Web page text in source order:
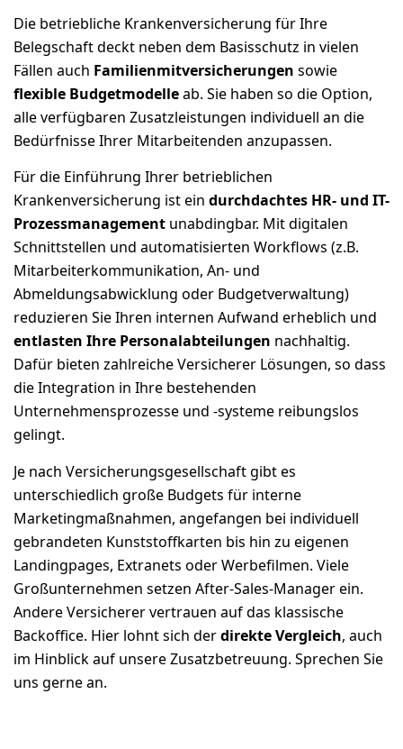
Die betriebliche Krankenversicherung für Ihre
Belegschaft deckt neben dem Basisschutz in vielen
Fällen auch Familienmitversicherungen sowie
flexible Budgetmodelleab. Sie haben so die Option,
alle verfügbaren Zusatzleistungen individuell an die
Bedürfnisse Ihrer Mitarbeitenden anzupassen.
Für die Einführung Ihrer betrieblichen
Krankenversicherung ist ein durchdachtes HR- und IT-
Prozessmanagement unabdingbar. Mit digitalen
Schnittstellen und automatisierten Workflows (z.B.
Mitarbeiterkommunikation, An- und
Abmeldungsabwicklung oder Budgetverwaltung)
reduzieren Sie Ihren internen Aufwand erheblich und
entlasten Ihre Personalabteilungen nachhaltig.
Dafür bieten zahlreiche Versicherer Lösungen, so dass
die Integration in Ihre bestehenden
Unternehmensprozesse und -systeme reibungslos
gelingt.
Je nach Versicherungsgesellschaft gibt es
unterschiedlich große Budgets für interne
Marketingmaßnahmen, angefangen bei individuell
gebrandeten Kunststoffkarten bis hin zu eigenen
Landingpages, Extranets oder Werbefilmen. Viele
Großunternehmen setzen After-Sales-Manager ein.
Andere Versicherer vertrauen auf das klassische
Backoffice. Hier lohnt sich derdirekte Vergleich, auch
im Hinblick auf unsere Zusatzbetreuung. Sprechen Sie
uns gerne an.